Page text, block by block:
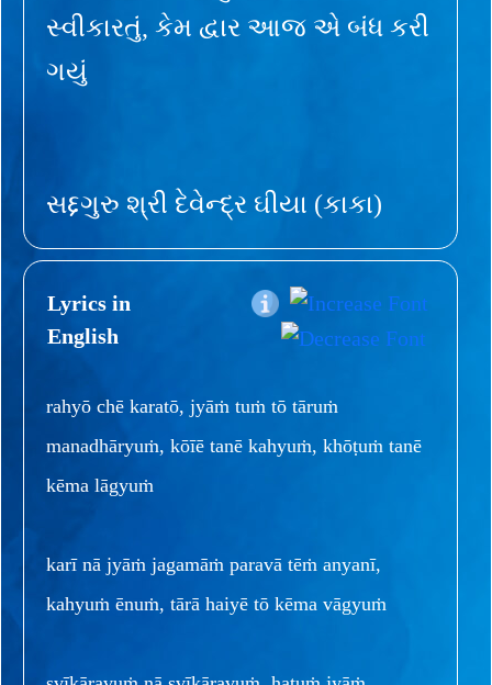
સ્વીકારતું, કેમ દ્વાર આજ એ બંધ કરી
ગયું
સદ્દગુરુ શ્રી દેવેન્દ્ર ઘીયા (કાકા)
Lyrics in
English
rahyō chē karatō, jyāṁ tuṁ tō tāruṁ
manadhāryuṁ, kōīē tanē kahyuṁ, khōṭuṁ tanē
kēma lāgyuṁ
karī nā jyāṁ jagamāṁ paravā tēṁ anyanī,
kahyuṁ ēnuṁ, tārā haiyē tō kēma vāgyuṁ